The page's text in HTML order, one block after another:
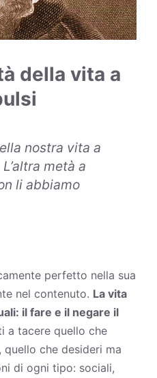
della vita a
nostra vita a
metà a
li abbiamo
perfetto nella sua
nel contenuto. La vita
il fare e il negare il
a tacere quello che
quello che desideri ma
di ogni tipo: sociali,